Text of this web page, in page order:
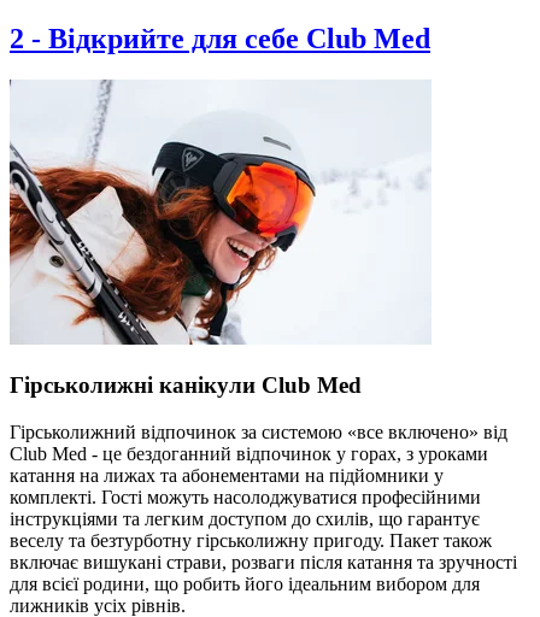
2 - Відкрийте для себе Club Med
Гірськолижні канікули Club Med
Гірськолижний відпочинок за системою «все включено» від
Club Med - це бездоганний відпочинок у горах, з уроками
катання на лижах та абонементами на підйомники у
комплекті. Гості можуть насолоджуватися професійними
інструкціями та легким доступом до схилів, що гарантує
веселу та безтурботну гірськолижну пригоду. Пакет також
включає вишукані страви, розваги після катання та зручності
для всієї родини, що робить його ідеальним вибором для
лижників усіх рівнів.